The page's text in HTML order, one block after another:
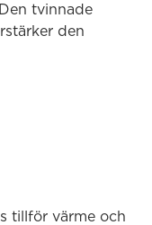
tvinnade
den
tillför värme och